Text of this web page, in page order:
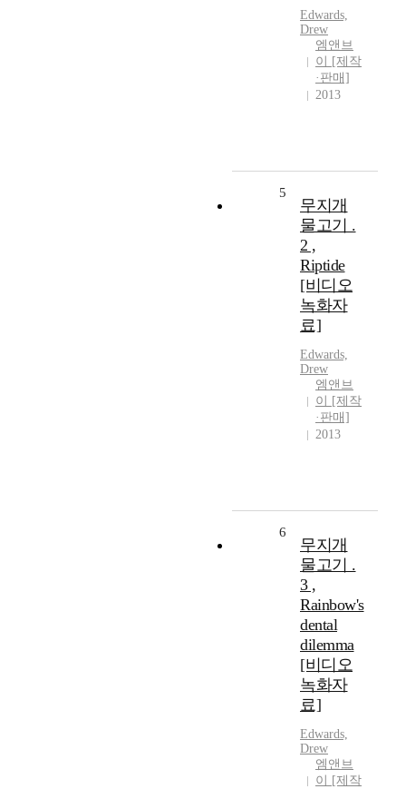
Edwards,
Drew
엠앤브
이 [제작
·판매]
2013
5
무지개
물고기 .
2 ,
Riptide
[비디오
녹화자
료]
Edwards,
Drew
엠앤브
이 [제작
·판매]
2013
6
무지개
물고기 .
3 ,
Rainbow's
dental
dilemma
[비디오
녹화자
료]
Edwards,
Drew
엠앤브
이 [제작